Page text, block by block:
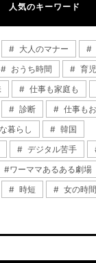
人気のキーワード
大人のマナー
おうち時間 育児
仕事も家庭も
診断
仕事も
暮らし
韓国
デジタル苦手
#ワーママあるある劇場
時短 女の時